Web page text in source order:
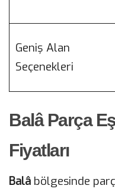
Geniş Alan
Seçenekleri
Balâ Parça
Fiyatları
Balâ bölgesinde